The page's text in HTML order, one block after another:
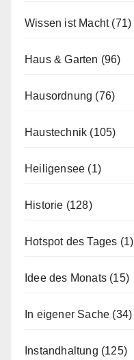
Wissen ist Macht(71)
Haus & Garten (96)
Hausordnung (76)
Haustechnik (105)
Heiligensee (1)
Historie (128)
Hotspot des Tages (1)
Idee des Monats (15)
In eigener Sache (34)
Instandhaltung (125)